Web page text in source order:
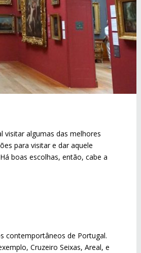
visitar algumas das melhores
para visitar e dar aquele
boas escolhas, então, cabe a
contemportâneos de Portugal.
Cruzeiro Seixas, Areal, e